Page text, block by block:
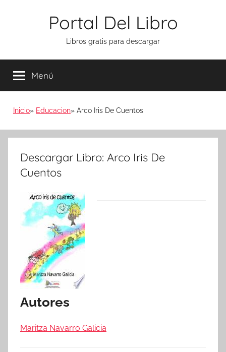
Portal Del Libro
Libros gratis para descargar
Menú
Inicio Educacion Arco Iris De Cuentos
Descargar Libro: Arco Iris De
Cuentos
Autores
Maritza Navarro Galicia